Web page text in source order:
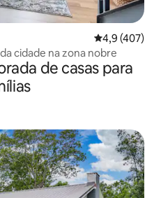
4,9 de uma
4,9 (407)
cidade na zona nobre
de casas para